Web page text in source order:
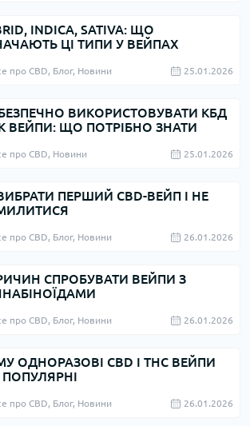
INDICA, SATIVA: ЩО
ЦІ ТИПИ У ВЕЙПАХ
про CBD, Блог, Новини 25.01.2026
ВИКОРИСТОВУВАТИ КБД
ВЕЙПИ: ЩО ПОТРІБНО ЗНАТИ
про CBD, Новини 25.01.2026
ПЕРШИЙ CBD-ВЕЙП І НЕ
про CBD, Блог, Новини 26.01.2026
СПРОБУВАТИ ВЕЙПИ З
про CBD, Блог, Новини 26.01.2026
ОДНОРАЗОВІ CBD І THC ВЕЙПИ
ПОПУЛЯРНІ
про CBD, Блог, Новини 26.01.2026